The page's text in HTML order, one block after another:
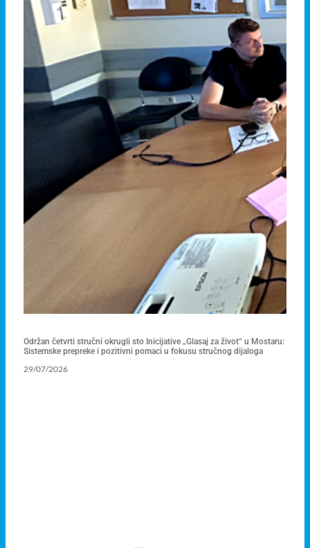
Održan četvrti stručni okrugli sto Inicijative „Glasaj za život“ u Mostaru:
Sistemske prepreke i pozitivni pomaci u fokusu stručnog dijaloga
29/07/2026